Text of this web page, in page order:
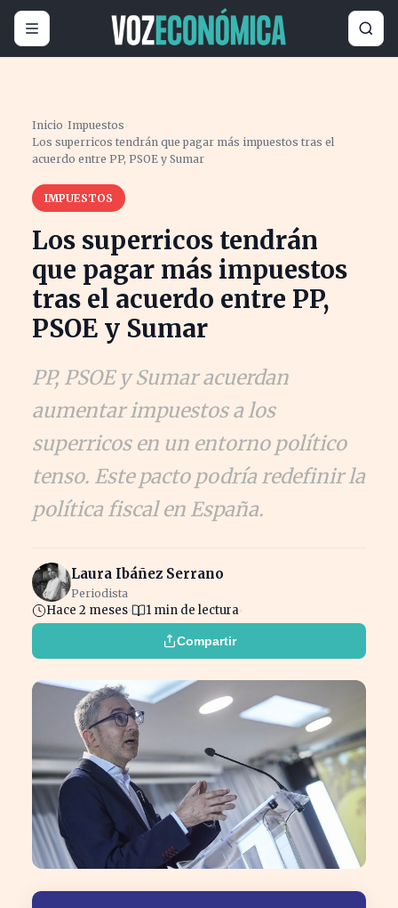
Inicio ›Impuestos ›
Los superricos tendrán que pagar más impuestos tras el
acuerdo entre PP, PSOE y Sumar
IMPUESTOS
Los superricos tendrán
que pagar más impuestos
tras el acuerdo entre PP,
PSOE y Sumar
PP, PSOE y Sumar acuerdan
aumentar impuestos a los
superricos en un entorno político
tenso. Este pacto podría redefinir la
política fiscal en España.
Laura Ibáñez Serrano
Periodista
Hace 2 meses 1 min de lectura
Compartir